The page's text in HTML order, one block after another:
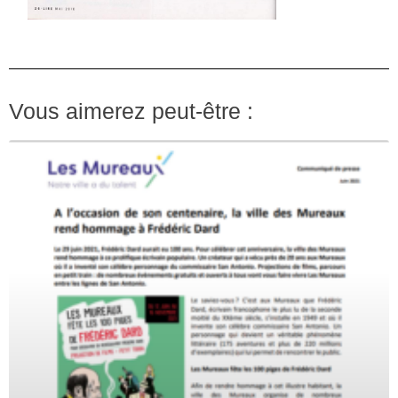
Vous aimerez peut-être :